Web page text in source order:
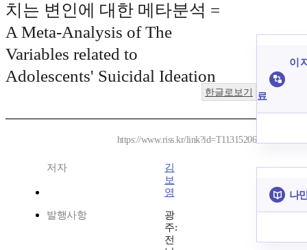
치는 변인에 대한 메타분석 =
A Meta-Analysis of The
Variables related to
Adolescents' Suicidal Ideation
한글로보기
https://www.riss.kr/link?id=T11315206
저자
김
보
영
발행사항
광
주:
전
이
료
나